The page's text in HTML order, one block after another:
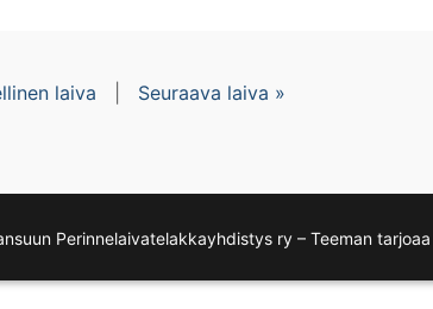
laiva Seuraava laiva »
Perinnelaivatelakkayhdistys ry – Teeman tarjoaa